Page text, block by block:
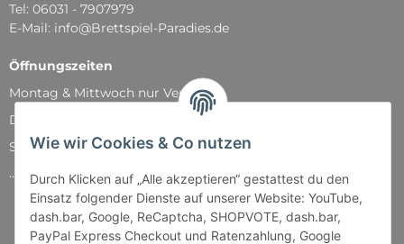
Wie wir Cookies & Co nutzen
Durch Klicken auf „Alle akzeptieren“ gestattest du den
Einsatz folgender Dienste auf unserer Website: YouTube,
dash.bar, Google, ReCaptcha, SHOPVOTE, dash.bar,
PayPal Express Checkout und Ratenzahlung, Google
Tel: 06031 - 7907979
E-Mail: info@Brettspiel-Paradies.de
Öffnungszeiten
Montag & Mittwoch nur Versand
Dienstag, Donnerstag und Freitag: 11:00 - 18:30 Uhr
Samstag: 11:00 - 14:00 Uhr
...und natürlich während unserer Events